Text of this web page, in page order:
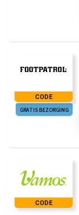
CODE
GRATIS BEZORGING
CODE